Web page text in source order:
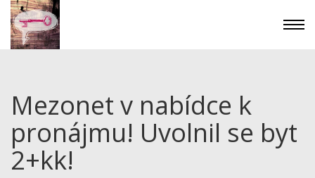
Mezonet v nabídce k
pronájmu! Uvolnil se byt
2+kk!